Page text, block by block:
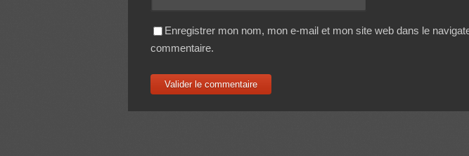
Enregistrer mon nom, mon e-mail et mon site web dans le
commentaire.